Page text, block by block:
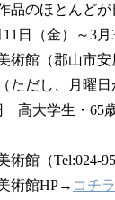
品のほとんど
日（金）～3
術館（郡山市安
ただし、月曜日
高大学生・65
館（Tel:024-
術館HP→ コチラ